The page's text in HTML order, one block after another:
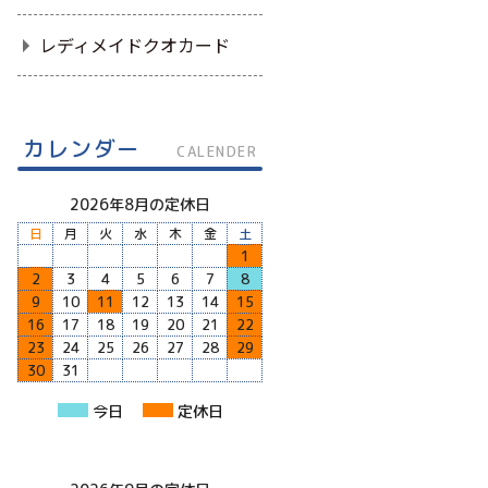
レディメイドクオカード
CALENDER
カレンダー
2026年8月の定休日
日 月 火 水 木 金 土
1
2
3 4 5 6 7
8
9
10 11 12 13 14
15
16
17 18 19 20 21
22
23
24 25 26 27 28
29
30
31
今日 定休日